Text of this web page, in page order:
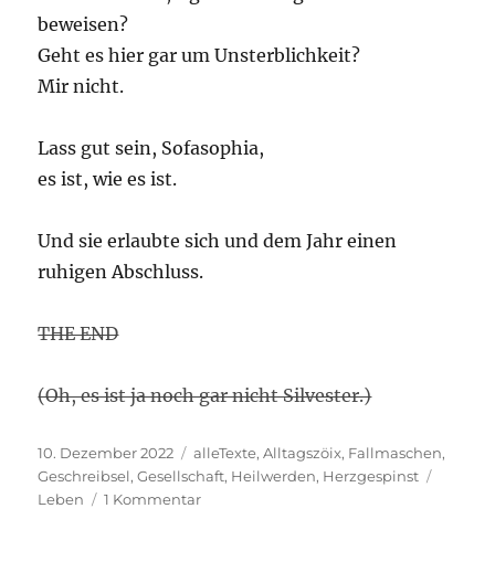
beweisen?
Geht es hier gar um Unsterblichkeit?
Mir nicht.
Lass gut sein, Sofasophia,
es ist, wie es ist.
Und sie erlaubte sich und dem Jahr einen
ruhigen Abschluss.
THE END
(Oh, es ist ja noch gar nicht Silvester.)
Veröffentlicht
am
10. Dezember 2022 Kategorien
alleTexte,Alltagszöix, Fallmaschen,
Geschreibsel,Gesellschaft, Heilwerden, Herzgespinst
Leben
1 Kommentarzu